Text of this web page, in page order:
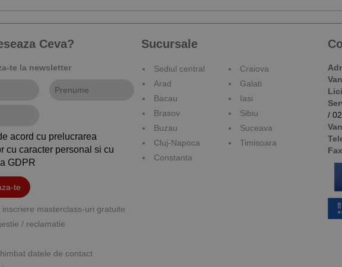
Ceva?
te la newsletter
acord cu prelucrarea
cu caracter personal si cu
GDPR
te
inscriere masterclass-uri gratuite
/ reclamatie
datele de contact
Sucursale
Sediul central
Arad
Bacau
Brasov
Buzau
Cluj-Napoca
Constanta
Craiova
Galati
Iasi
Sibiu
Suceava
Timisoara
/